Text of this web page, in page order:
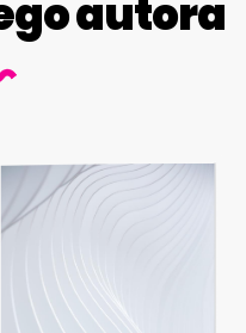
autora